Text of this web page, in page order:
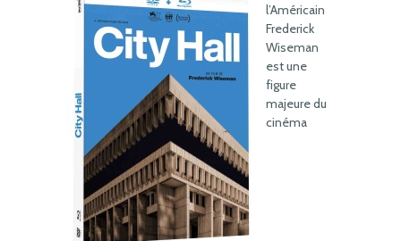
l’Américain
Frederick
Wiseman
est une
figure
majeure du
cinéma